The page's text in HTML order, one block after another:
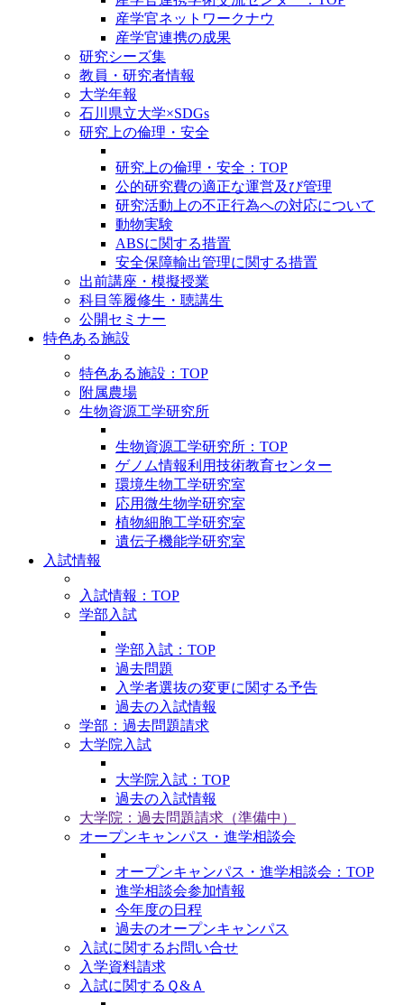
産学官ネットワークナウ
産学官連携の成果
研究シーズ集
教員・研究者情報
大学年報
石川県立大学×SDGs
研究上の倫理・安全
研究上の倫理・安全：TOP
公的研究費の適正な運営及び管理
研究活動上の不正行為への対応について
動物実験
ABSに関する措置
安全保障輸出管理に関する措置
出前講座・模擬授業
科目等履修生・聴講生
公開セミナー
特色ある施設
特色ある施設：TOP
附属農場
生物資源工学研究所
生物資源工学研究所：TOP
ゲノム情報利用技術教育センター
環境生物工学研究室
応用微生物学研究室
植物細胞工学研究室
遺伝子機能学研究室
入試情報
入試情報：TOP
学部入試
学部入試：TOP
過去問題
入学者選抜の変更に関する予告
過去の入試情報
学部：過去問題請求
大学院入試
大学院入試：TOP
過去の入試情報
大学院：過去問題請求（準備中）
オープンキャンパス・進学相談会
オープンキャンパス・進学相談会：TOP
進学相談会参加情報
今年度の日程
過去のオープンキャンパス
入試に関するお問い合せ
入学資料請求
入試に関するＱ&Ａ